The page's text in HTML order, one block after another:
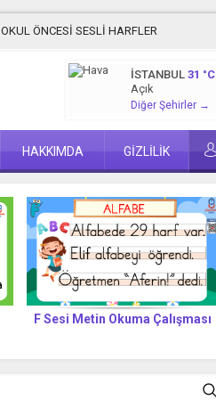
OKUL ÖNCESİ SESLİ HARFLER
İSTANBUL 31 °C
Açık
Diğer Şehirler →
HAKKIMDA GİZLİLİK
F SESİ HECE VE KELİME